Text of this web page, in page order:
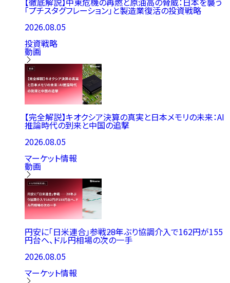
「プチスタグフレーション」と製造業復活の投資戦略
2026.08.05
投資戦略
動画
【完全解説】キオクシア決算の真実と日本メモリの未来：AI
推論時代の到来と中国の追撃
2026.08.05
マーケット情報
動画
円安に「日米連合」参戦――28年ぶり協調介入で162円が155
円台へ、ドル円相場の次の一手
2026.08.05
マーケット情報